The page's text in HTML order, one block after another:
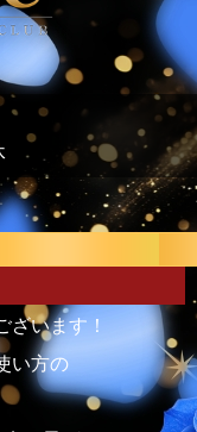
ざいます！
い方の